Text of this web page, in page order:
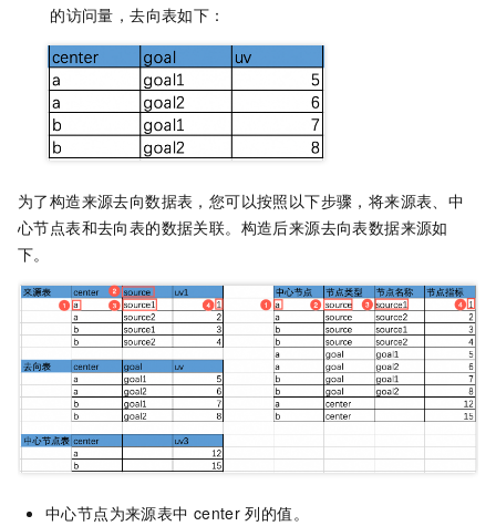
的访问量，去向表如下：
为了构造来源去向数据表，您可以按照以下步骤，将来源表、中
心节点表和去向表的数据关联。构造后来源去向表数据来源如
下。
中心节点为来源表中 center 列的值。